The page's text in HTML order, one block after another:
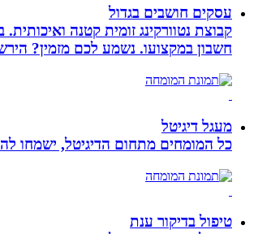
עסקים חושבים בגדול
חשבון במקצועו. נשמע לכם מזמין?
מעגל דיגיטל
כל המומחים מתחום הדיגיטל, ישמחו
טיפול בדיקור ענת